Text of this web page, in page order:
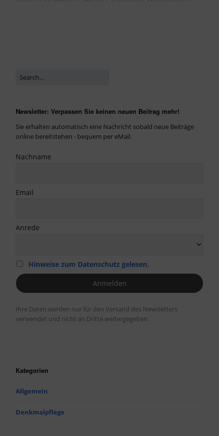
Newsletter: Verpassen Sie keinen neuen Beitrag mehr!
Sie erhalten automatisch eine Nachricht sobald neue Beiträge
online bereitstehen - bequem per eMail.
Nachname
Email
Anrede
Hinweise zum Datenschutz gelesen.
Ihre Daten werden nur für den Versand des Newsletters
verwendet und nicht an Dritte weitergegeben.
Kategorien
Allgemein
Denkmalpflege